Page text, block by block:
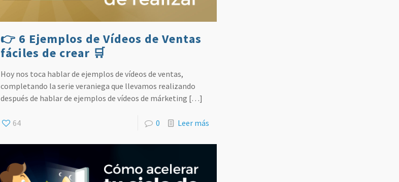
👉 6 Ejemplos de Vídeos de Ventas
fáciles de crear 🛒
Hoy nos toca hablar de ejemplos de vídeos de ventas,
completando la serie veraniega que llevamos realizando
después de hablar de ejemplos de vídeos de márketing […]
64 0 Leer más